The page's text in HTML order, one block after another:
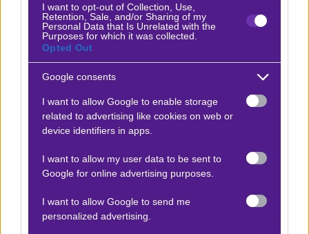
I want to opt-out of Collection, Use,
Retention, Sale, and/or Sharing of my
Personal Data that Is Unrelated with the
Purposes for which it was collected.
Opted Out
Google consents
I want to allow Google to enable storage
related to advertising like cookies on web or
device identifiers in apps.
I want to allow my user data to be sent to
Google for online advertising purposes.
I want to allow Google to send me
personalized advertising.
και καλές εμφανίσεις.
Ο Βαγγέλης Λυκάκης προτείνει:
Σεβίλλη - Χιρόνα
Α Ισπανίας 07.02.2026 |19:30
2 (+0.25 ΑΗ)